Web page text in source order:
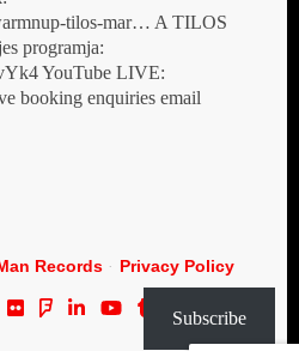
tilos-mar… A TILOS
programja:
YouTube LIVE:
booking enquiries email
Records· Privacy Policy
Subscribe